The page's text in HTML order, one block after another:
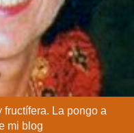
La pongo a
mi blog